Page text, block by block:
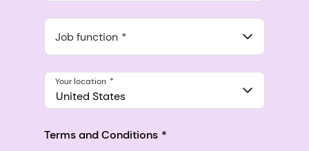
548 Market St Pmb 90375, San Francisco, California, US
Job function
United States
Your location
Terms and Conditions